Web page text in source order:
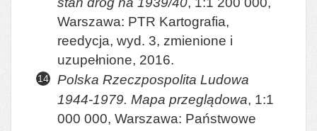
Warszawa: PTR Kartografia,
reedycja, wyd. 3, zmienione i
uzupełnione, 2016.
Polska Rzeczpospolita Ludowa
1944-1979. Mapa przeglądowa, 1:1
000 000, Warszawa: Państwowe